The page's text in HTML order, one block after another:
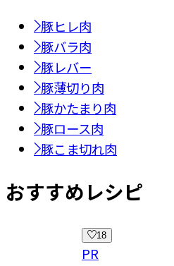
豚ヒレ肉
豚バラ肉
豚レバー
豚薄切り肉
豚かたまり肉
豚ロース肉
豚こま切れ肉
おすすめレシピ
18
PR